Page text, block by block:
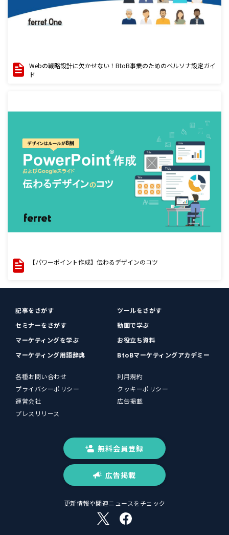
Webの戦略設計に欠かせない！BtoB事業のためのペルソナ設定ガイ
ド
【パワーポイント作成】伝わるデザインのコツ
記事をさがす
ツールをさがす
セミナーをさがす
動画で学ぶ
マーケティングを学ぶ
お役立ち資料
マーケティング用語辞典
BtoBマーケティングアカデミー
各種お問い合わせ
利用規約
プライバシーポリシー
クッキーポリシー
運営会社
広告掲載
プレスリリース
無料会員登録
広告掲載
更新情報や関連ニュースをチェック